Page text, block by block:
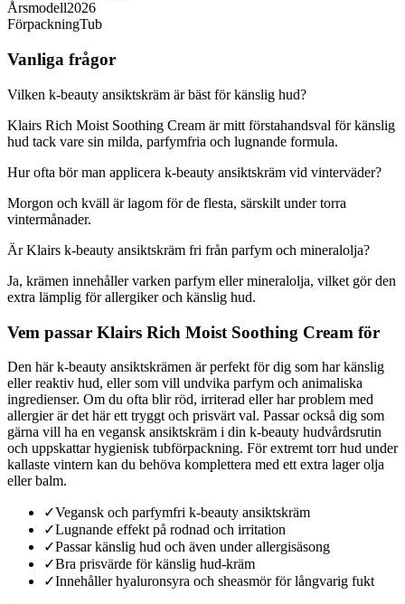
Årsmodell2026
FörpackningTub
Vanliga frågor
Vilken k-beauty ansiktskräm är bäst för känslig hud?
Klairs Rich Moist Soothing Cream är mitt förstahandsval för känslig
hud tack vare sin milda, parfymfria och lugnande formula.
Hur ofta bör man applicera k-beauty ansiktskräm vid vinterväder?
Morgon och kväll är lagom för de flesta, särskilt under torra
vintermånader.
Är Klairs k-beauty ansiktskräm fri från parfym och mineralolja?
Ja, krämen innehåller varken parfym eller mineralolja, vilket gör den
extra lämplig för allergiker och känslig hud.
Vem passar Klairs Rich Moist Soothing Cream för
Den här k-beauty ansiktskrämen är perfekt för dig som har känslig
eller reaktiv hud, eller som vill undvika parfym och animaliska
ingredienser. Om du ofta blir röd, irriterad eller har problem med
allergier är det här ett tryggt och prisvärt val. Passar också dig som
gärna vill ha en vegansk ansiktskräm i din k-beauty hudvårdsrutin
och uppskattar hygienisk tubförpackning. För extremt torr hud under
kallaste vintern kan du behöva komplettera med ett extra lager olja
eller balm.
✓Vegansk och parfymfri k-beauty ansiktskräm
✓Lugnande effekt på rodnad och irritation
✓Passar känslig hud och även under allergisäsong
✓Bra prisvärde för känslig hud-kräm
✓Innehåller hyaluronsyra och sheasmör för långvarig fukt